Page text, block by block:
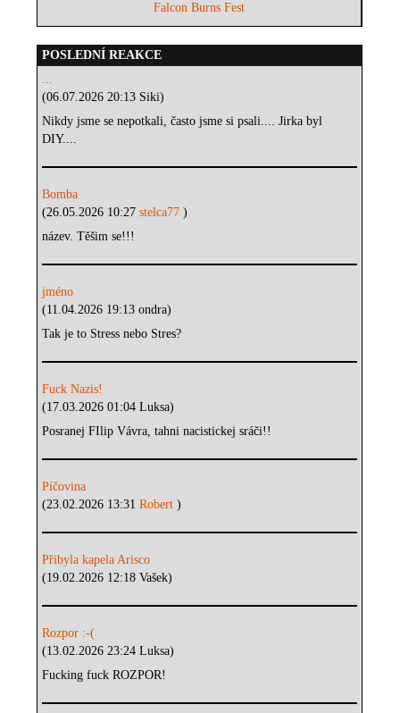
Falcon Burns Fest
POSLEDNÍ REAKCE
...
(06.07.2026 20:13 Siki)
Nikdy jsme se nepotkali, často jsme si psali.... Jirka byl
DIY....
Bomba
(26.05.2026 10:27stelca77)
název. Těšim se!!!
jméno
(11.04.2026 19:13 ondra)
Tak je to Stress nebo Stres?
Fuck Nazis!
(17.03.2026 01:04 Luksa)
Posranej FIlip Vávra, tahni nacistickej sráči!!
Píčovina
(23.02.2026 13:31Robert)
Přibyla kapela Arisco
(19.02.2026 12:18 Vašek)
Rozpor :-(
(13.02.2026 23:24 Luksa)
Fucking fuck ROZPOR!